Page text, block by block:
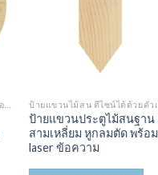
ป้าย​แขวน​ประตู​ไม้​สนฐาน
สามเหลี่ยม หูกลมตัด ​พร้อม​
laser ข้อ​ความ​